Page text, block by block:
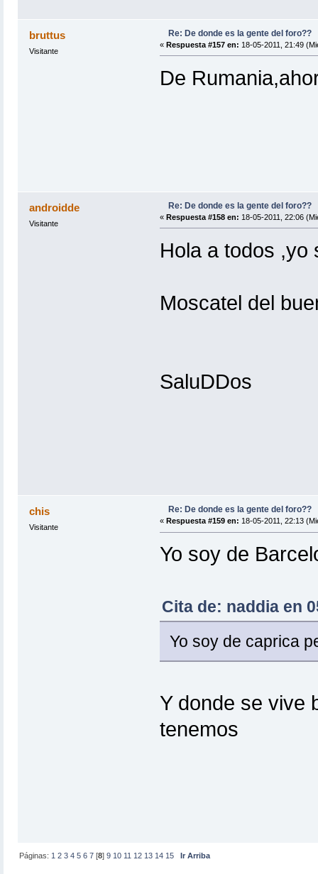
bruttus
Visitante
Re: De donde es la gente del foro??
« Respuesta #157 en: 18-05-2011, 21:49
De
androidde
Visitante
Re: De donde es la gente del foro??
« Respuesta #158 en: 18-05-2011, 22:06
Hola a todos ,yo
Moscatel del
SaluDDos
chis
Visitante
Re: De donde es la gente del foro??
« Respuesta #159 en: 18-05-2011, 22:13
Yo soy de
Cita de: naddia en
Yo soy de caprica
Y donde se vive
tenemos
Páginas: 1 2 3 4 5 6 7 [8]9 10 11 12 13 14 15 Ir Arriba